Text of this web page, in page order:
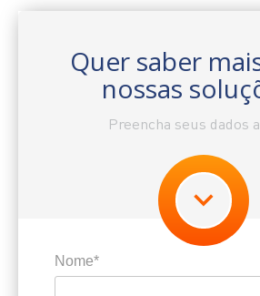
Quer saber
nossas
Preencha seus dados
Nome*